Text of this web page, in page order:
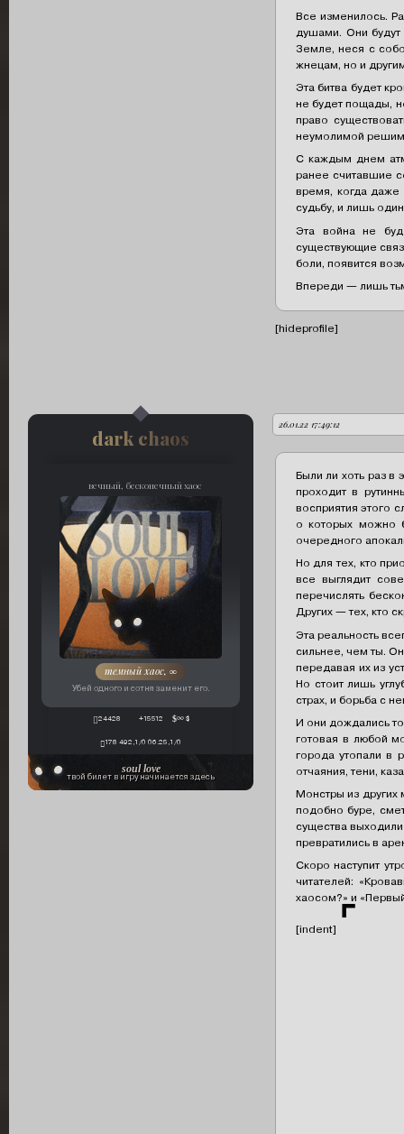
Все изменилось.
душами. Они будут
Земле, неся с
жнецам, но и
Эта битва будет
не будет пощады,
право
неумолимой
С каждым днем
ранее считавшие
время, когда даже
судьбу, и лишь
Эта война не
существующие
боли, появится
Впереди — лишь
[hideprofile]
26.01.22 17:49:12
вечный, бесконечный хаос
темный хаос, ∞
Убей одного и сотня заменит его.
автор:
dark chaos
24428 +15512 ∞ $
178 492,1/0 06.25,1/0
soul love
твой билет в игру начинается здесь
Были ли хоть раз в
проходит в
восприятия этого
о которых можно
очередного
Но для тех, кто
все выглядит
перечислять
Других — тех, кто
Эта реальность
сильнее, чем ты.
передавая их из
Но стоит лишь
страх, и борьба с
И они дождались
готовая в любой
города утопали в
отчаяния, тени,
Монстры из других
подобно буре,
существа
превратились в
Скоро наступит
читателей:
хаосом?» и
[indent] ⌜